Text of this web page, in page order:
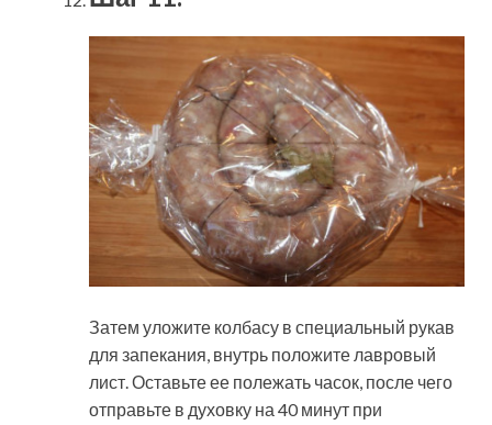
Затем уложите колбасу в специальный рукав
для запекания, внутрь положите лавровый
лист. Оставьте ее полежать часок, после чего
отправьте в духовку на 40 минут при